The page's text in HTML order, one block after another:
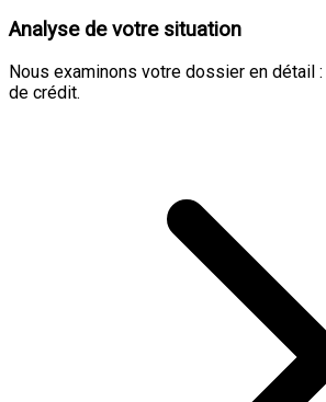
Analyse de votre situation
Nous examinons votre dossier en détail
de crédit.